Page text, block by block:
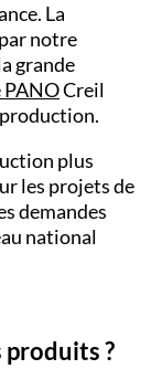
La
notre
grande
PANOCreil
plus
les projets de
demandes
national
?